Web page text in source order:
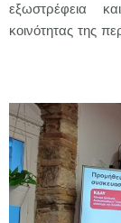
εξωστρέφεια
κοινότητας της